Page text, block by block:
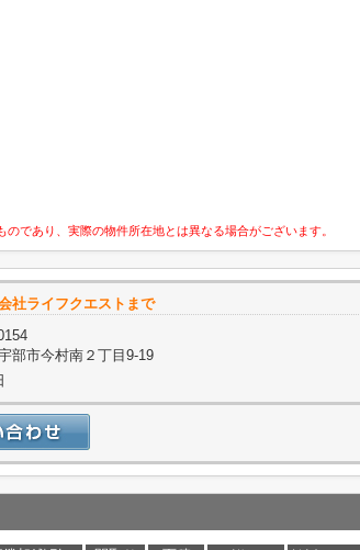
であり、実際の物件所在地とは異なる場合がございます。
社ライフクエストまで
部市今村南２丁目9-19